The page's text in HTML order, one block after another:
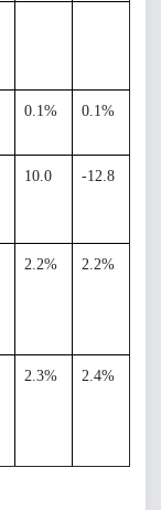
0.1% 0.1%
10.0 -12.8
2.2% 2.2%
2.3% 2.4%